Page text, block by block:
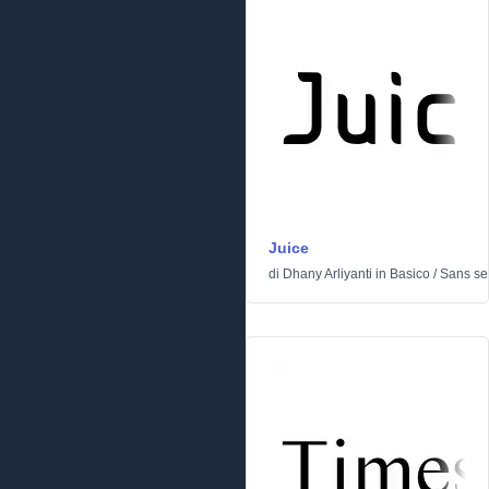
Juice
di Dhany Arliyanti in Basico /Sans